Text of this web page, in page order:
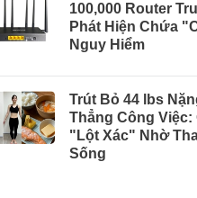
100,000 Router
Phát Hiện Chứa
Nguy Hiểm
Trút Bỏ 44 lbs
Thẳng Công Việc:
"Lột Xác" Nhờ
Sống